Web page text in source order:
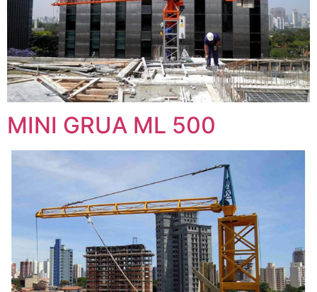
MINI GRUA ML 500